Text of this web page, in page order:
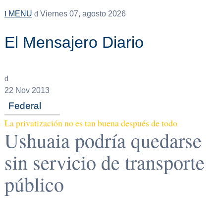
MENU Viernes 07, agosto 2026
El Mensajero Diario
22 Nov 2013
Federal
La privatización no es tan buena después de todo
Ushuaia podría quedarse
sin servicio de transporte
público